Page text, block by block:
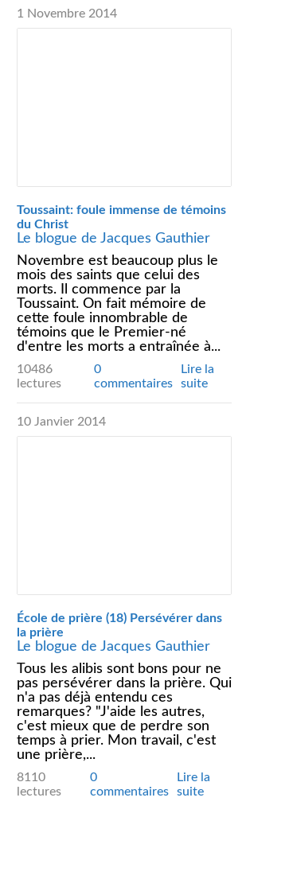
1 Novembre 2014
Toussaint: foule immense de témoins
du Christ
Le blogue de Jacques Gauthier
Novembre est beaucoup plus le
mois des saints que celui des
morts. Il commence par la
Toussaint. On fait mémoire de
cette foule innombrable de
témoins que le Premier-né
d'entre les morts a entraînée à...
10486
lectures
0
commentaires
Lire la
suite
10 Janvier 2014
École de prière (18) Persévérer dans
la prière
Le blogue de Jacques Gauthier
Tous les alibis sont bons pour ne
pas persévérer dans la prière. Qui
n'a pas déjà entendu ces
remarques? "J'aide les autres,
c'est mieux que de perdre son
temps à prier. Mon travail, c'est
une prière,...
8110
lectures
0
commentaires
Lire la
suite